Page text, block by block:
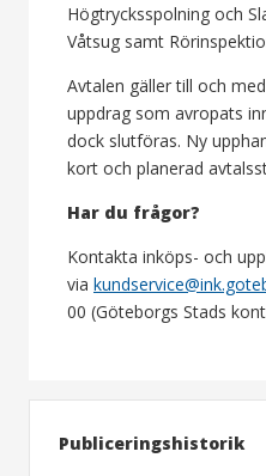
Högtrycksspolning och
Våtsug samt
Avtalen gäller till och
uppdrag som avropats
dock slutföras. Ny
kort och planerad
Har du frågor?
Kontakta inköps- och
via
00 (Göteborgs Stads
Publiceringshistorik